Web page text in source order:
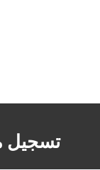
تسجيل